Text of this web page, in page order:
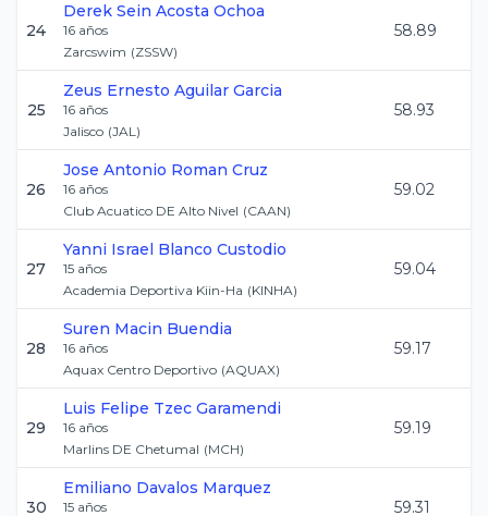
24
Derek Sein Acosta Ochoa
16 años
Zarcswim (ZSSW)
58.89
25
Zeus Ernesto Aguilar Garcia
16 años
Jalisco (JAL)
58.93
26
Jose Antonio Roman Cruz
16 años
Club Acuatico DE Alto Nivel (CAAN)
59.02
27
Yanni Israel Blanco Custodio
15 años
Academia Deportiva Kiin-Ha (KINHA)
59.04
28
Suren Macin Buendia
16 años
Aquax Centro Deportivo (AQUAX)
59.17
29
Luis Felipe Tzec Garamendi
16 años
Marlins DE Chetumal (MCH)
59.19
30
Emiliano Davalos Marquez
15 años
59.31